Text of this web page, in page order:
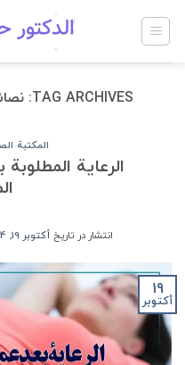
TAG ARCHIVES:
المكتبة
الرعاية
انتشار در تاریخأكتوبر 19, 2024
19
أكتوبر